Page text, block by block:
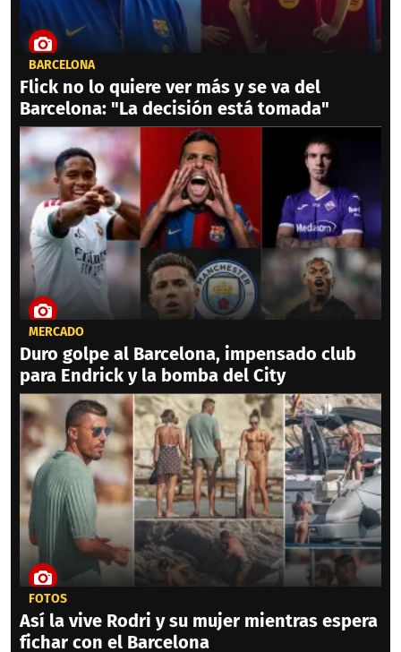
BARCELONA
Flick no lo quiere ver más y se va del
Barcelona: "La decisión está tomada"
MERCADO
Duro golpe al Barcelona, impensado club
para Endrick y la bomba del City
FOTOS
Así la vive Rodri y su mujer mientras espera
fichar con el Barcelona